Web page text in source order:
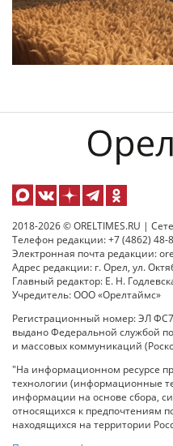
2018-2026 © ORELTIMES.RU |
Телефон редакции: +7 (4862) 48-
Электронная почта редакции:
Адрес редакции: г. Орел, ул.
Главный редактор: Е. Н.
Учредитель: ООО «Орелтаймс»
Регистрационный номер: ЭЛ
выдано Федеральной службой
и массовых коммуникаций
"На информационном ресурсе
технологии (информационные
информации на основе сбора,
относящихся к предпочтениям
находящихся на территории